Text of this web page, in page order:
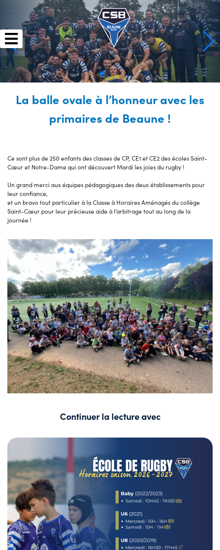
La balle ovale à l’honneur avec les
primaires de Beaune !
Ce sont plus de 250 enfants des classes de CP, CE1 et CE2 des écoles Saint-
Cœur et Notre-Dame qui ont découvert Mardi les joies du rugby !
Un grand merci aux équipes pédagogiques des deux établissements pour
leur confiance,
et un bravo tout particulier à la Classe à Horaires Aménagés du collège
Saint-Cœur pour leur précieuse aide à l’arbitrage tout au long de la
journée !
Continuer la lecture avec